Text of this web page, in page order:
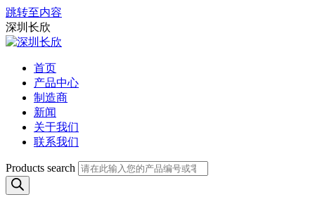
跳转至内容
深圳长欣
首页
产品中心
制造商
新闻
关于我们
联系我们
Products search